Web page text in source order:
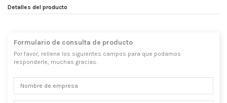
Detalles del producto
Formulario de consulta de producto
Por favor, rellene los siguientes campos para que podamos
responderle, muchas gracias.